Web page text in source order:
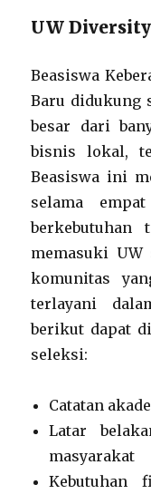
UW
Beasiswa
Baru didukung
besar dari
bisnis lokal,
Beasiswa ini
selama
berkebutuhan
memasuki UW
komunitas
terlayani
berikut dapat
seleksi:
Catatan
Latar
masyarakat
Kebutuhan